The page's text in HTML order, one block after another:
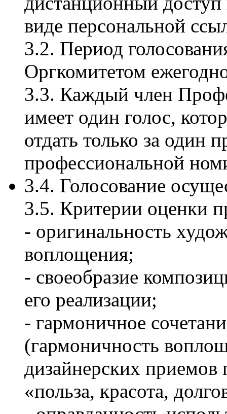
виде персональной
3.2. Период
Оргкомитетом
3.3. Каждый член
имеет один голос,
отдать только за один
профессиональной
3.4. Голосование
3.5. Критерии оценки
- оригинальность
воплощения;
- своеобразие
его реализации;
- гармоничное
(гармоничность
дизайнерских приемов
«польза, красота,